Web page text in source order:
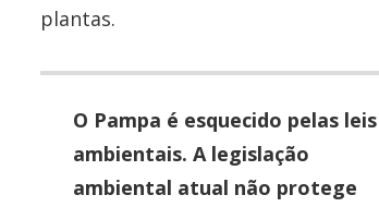
plantas.
O Pampa é esquecido pelas leis
ambientais. A legislação
ambiental atual não protege